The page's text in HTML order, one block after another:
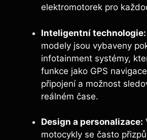
elektromotorek pro
Inteligentní technologie:
modely jsou vybaveny
infotainment systémy,
funkce jako GPS
připojení a možnost
reálném čase.
Design a personalizace:
motocykly se často